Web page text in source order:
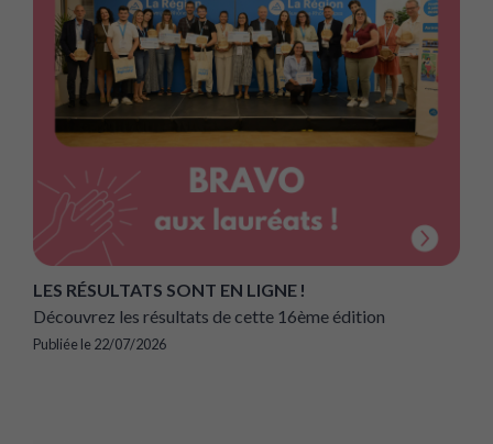
LES RÉSULTATS SONT EN LIGNE !
Découvrez les résultats de cette 16ème édition
Publiée le 22/07/2026